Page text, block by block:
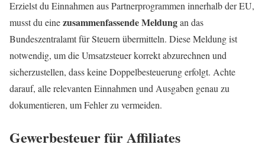
Erzielst du Einnahmen aus Partnerprogrammen innerhalb der EU,
musst du einezusammenfassende Meldungan das
Bundeszentralamt für Steuern übermitteln. Diese Meldung ist
notwendig, um die Umsatzsteuer korrekt abzurechnen und
sicherzustellen, dass keine Doppelbesteuerung erfolgt. Achte
darauf, alle relevanten Einnahmen und Ausgaben genau zu
dokumentieren, um Fehler zu vermeiden.
Gewerbesteuer für Affiliates